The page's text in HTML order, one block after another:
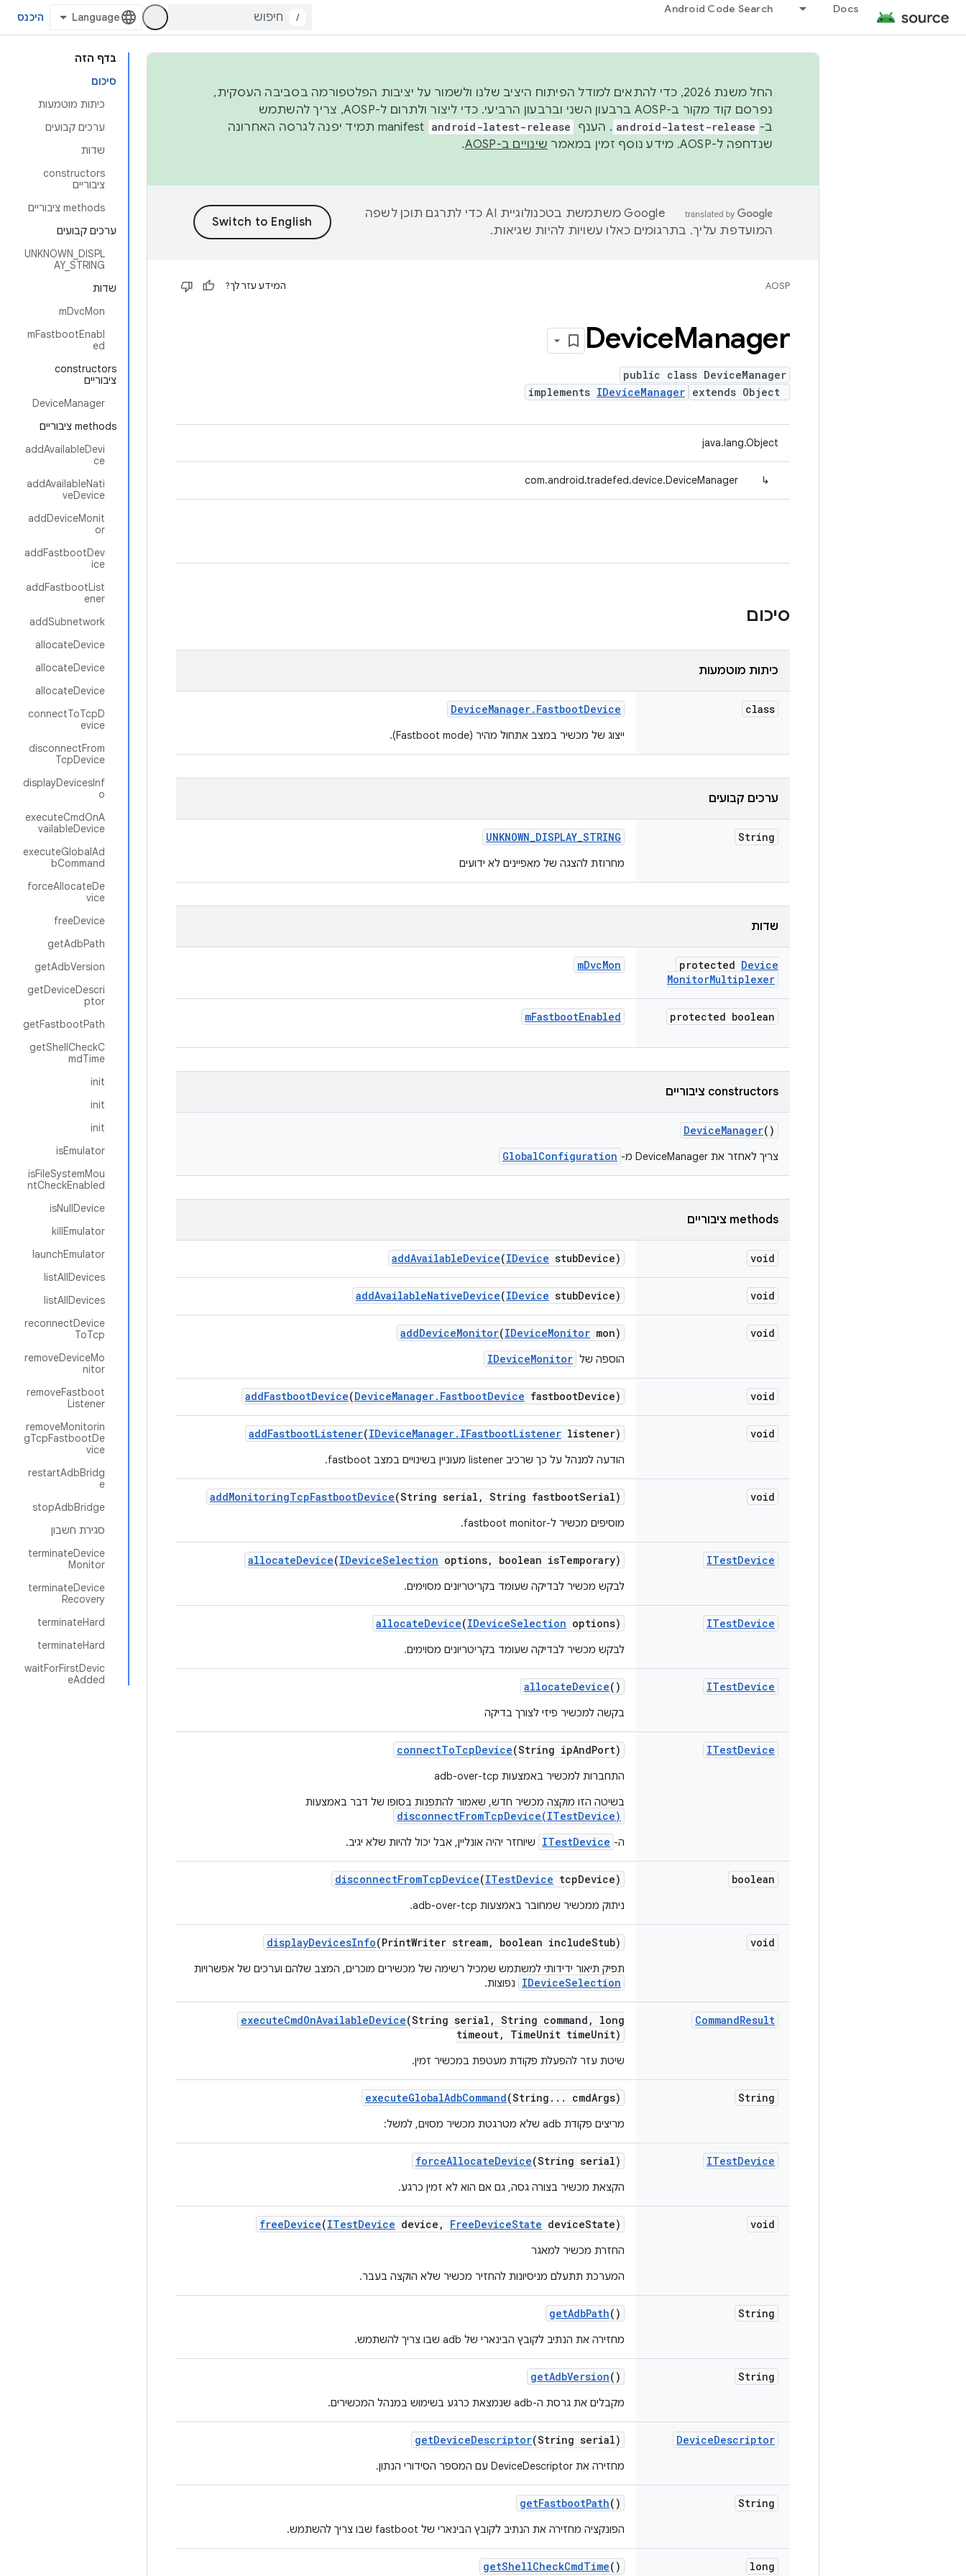
Docs
Android Code Search
/ היכנס
בדף הזה
סיכום
כיתות מוטמעות
ערכים קבועים
שדות
‫constructors
ציבוריים
‫methods ציבוריים
ערכים קבועים
UNKNOWN_DISPL
AY_STRING
שדות
mDvcMon
mFastbootEnabl
ed
‫constructors
ציבוריים
DeviceManager
‫methods ציבוריים
addAvailableDevi
ce
addAvailableNati
veDevice
addDeviceMonit
or
addFastbootDev
ice
addFastbootList
ener
addSubnetwork
allocateDevice
allocateDevice
allocateDevice
connectToTcpD
evice
disconnectFrom
TcpDevice
displayDevicesInf
o
executeCmdOnA
vailableDevice
executeGlobalAd
bCommand
forceAllocateDe
vice
freeDevice
getAdbPath
getAdbVersion
getDeviceDescri
ptor
getFastbootPath
getShellCheckC
mdTime
init
init
init
isEmulator
isFileSystemMou
ntCheckEnabled
isNullDevice
killEmulator
launchEmulator
listAllDevices
listAllDevices
reconnectDevice
ToTcp
removeDeviceMo
nitor
removeFastboot
Listener
removeMonitorin
gTcpFastbootDe
vice
restartAdbBridg
e
stopAdbBridge
סגירת חשבון
terminateDevice
Monitor
terminateDevice
Recovery
terminateHard
terminateHard
waitForFirstDevic
eAdded
החל משנת 2026, כדי להתאים למודל הפיתוח היציב שלנו ולשמור על יציבות הפלטפורמה בסביבה העסקית,
נפרסם קוד מקור ב-AOSP ברבעון השני וברבעון הרביעי. כדי ליצור ולתרום ל-AOSP, צריך להשתמש
ב- android-latest-release . הענף android-latest-release
manifest תמיד יפנה לגרסה האחרונה
שנדחפה ל-AOSP. מידע נוסף זמין במאמר
שינויים ב-AOSP .
‫Google משתמשת בטכנולוגיית AI כדי לתרגם תוכן לשפה
המועדפת עליך. בתרגומים כאלו עשויות להיות שגיאות.
AOSP המידע עזר לך?
DeviceManager
public class DeviceManager
extends Object
implements IDeviceManager
java.lang.Object
↳
com.android.tradefed.device.DeviceManager
סיכום
כיתות מוטמעות
class
DeviceManager. FastbootDevice
ייצוג של מכשיר במצב אתחול מהיר (Fastboot mode).
ערכים קבועים
String
UNKNOWN_DISPLAY_STRING
מחרוזת להצגה של מאפיינים לא ידועים
שדות
protected Device
MonitorMultiplexer
mDvcMon
protected boolean
mFastbootEnabled
‫constructors ציבוריים
DeviceManager()
צריך לאחזר את DeviceManager מ- GlobalConfiguration
‫methods ציבוריים
void
addAvailableDevice(IDevice stubDevice)
void
addAvailableNativeDevice(IDevice stubDevice)
void
addDeviceMonitor(IDeviceMonitor mon)
הוספה של IDeviceMonitor
void
addFastbootDevice(DeviceManager. FastbootDevice fastbootDevice)
void
addFastbootListener(IDeviceManager. IFastbootListener listener)
הודעה למנהל על כך שרכיב listener מעוניין בשינויים במצב fastboot.
void
addMonitoringTcpFastbootDevice(String serial , String fastbootSerial)
מוסיפים מכשיר ל-fastboot monitor.
ITestDevice
allocateDevice(IDeviceSelection options, boolean isTemporary)
לבקש מכשיר לבדיקה שעומד בקריטריונים מסוימים.
ITestDevice
allocateDevice(IDeviceSelection options)
לבקש מכשיר לבדיקה שעומד בקריטריונים מסוימים.
ITestDevice
allocateDevice()
בקשה למכשיר פיזי לצורך בדיקה
ITestDevice
connectToTcpDevice(String ipAndPort)
התחברות למכשיר באמצעות adb-over-tcp
בשיטה הזו מוקצה מכשיר חדש, שאמור להתפנות בסופו של דבר באמצעות
disconnectFromTcpDevice(ITestDevice)
ה- ITestDevice שיוחזר יהיה אונליין, אבל יכול להיות שלא יגיב.
boolean
disconnectFromTcpDevice(ITestDevice tcpDevice)
ניתוק ממכשיר שמחובר באמצעות adb-over-tcp.
void
displayDevicesInfo(PrintWriter stream, boolean includeStub)
תפיק תיאור ידידותי למשתמש שמכיל רשימה של מכשירים מוכרים, המצב שלהם וערכים של אפשרויות
IDeviceSelection נפוצות.
CommandResult
executeCmdOnAvailableDevice(String serial , String command ,
long
timeout, TimeUnit timeUnit)
שיטת עזר להפעלת פקודת מעטפת במכשיר זמין.
String
executeGlobalAdbCommand(String . . . cmdArgs)
מריצים פקודת adb שלא מטרגטת מכשיר מסוים, למשל:
ITestDevice
forceAllocateDevice(String serial)
הקצאת מכשיר בצורה גסה, גם אם הוא לא זמין כרגע.
void
freeDevice(ITestDevice device , FreeDeviceState deviceState)
החזרת מכשיר למאגר
המערכת תתעלם מניסיונות להחזיר מכשיר שלא הוקצה בעבר.
String
getAdbPath()
מחזירה את הנתיב לקובץ הבינארי של adb שבו צריך להשתמש.
String
getAdbVersion()
מקבלים את גרסת ה-adb שנמצאת כרגע בשימוש במנהל המכשירים.
DeviceDescriptor
getDeviceDescriptor(String serial)
מחזירה את DeviceDescriptor עם המספר הסידורי הנתון.
String
getFastbootPath()
הפונקציה מחזירה את הנתיב לקובץ הבינארי של fastboot שבו צריך להשתמש.
long
getShellCheckCmdTime()